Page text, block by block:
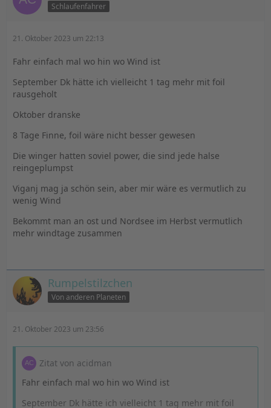
Schlaufenfahrer
21. Oktober 2023 um 22:13
Fahr einfach mal wo hin wo Wind ist
September Dk hätte ich vielleicht 1 tag mehr mit foil
rausgeholt
Oktober dranske
8 Tage Finne, foil wäre nicht besser gewesen
Die winger hatten soviel power, die sind jede halse
reingeplumpst
Viganj mag ja schön sein, aber mir wäre es vermutlich zu
wenig Wind
Bekommt man an ost und Nordsee im Herbst vermutlich
mehr windtage zusammen
Rumpelstilzchen
Von anderen Planeten
21. Oktober 2023 um 23:56
Zitat von acidman
Fahr einfach mal wo hin wo Wind ist
September Dk hätte ich vielleicht 1 tag mehr mit foil